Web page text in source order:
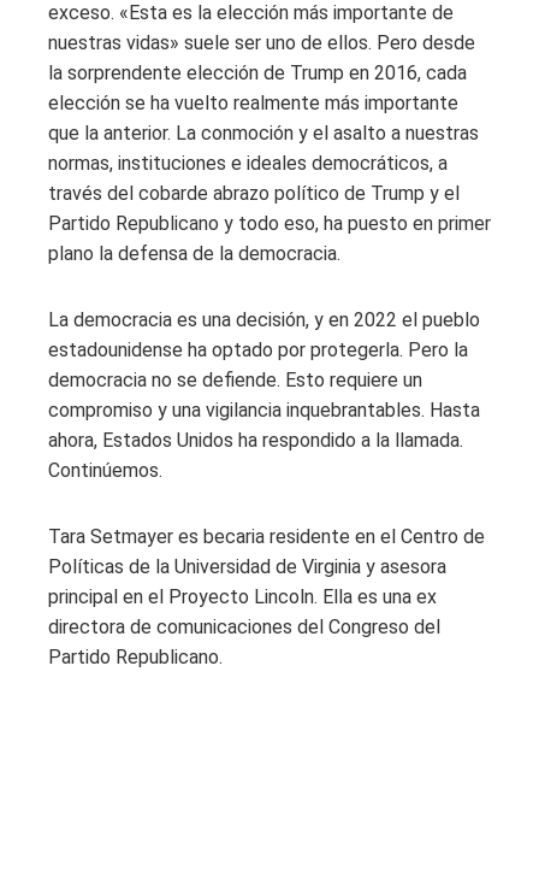
exceso. «Esta es la elección más importante de
nuestras vidas» suele ser uno de ellos. Pero desde
la sorprendente elección de Trump en 2016, cada
elección se ha vuelto realmente más importante
que la anterior. La conmoción y el asalto a nuestras
normas, instituciones e ideales democráticos, a
través del cobarde abrazo político de Trump y el
Partido Republicano y todo eso, ha puesto en primer
plano la defensa de la democracia.
La democracia es una decisión, y en 2022 el pueblo
estadounidense ha optado por protegerla. Pero la
democracia no se defiende. Esto requiere un
compromiso y una vigilancia inquebrantables. Hasta
ahora, Estados Unidos ha respondido a la llamada.
Continúemos.
Tara Setmayer es becaria residente en el Centro de
Políticas de la Universidad de Virginia y asesora
principal en el Proyecto Lincoln. Ella es una ex
directora de comunicaciones del Congreso del
Partido Republicano.